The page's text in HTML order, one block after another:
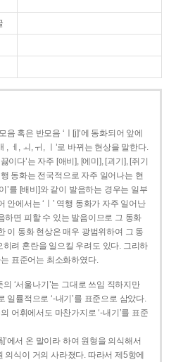
음 혹은 반모음 ‘ㅣ[j]’에 동화되어 앞에
, ㅔ, ㅚ, ㅟ, ㅣ’로 바뀌는 현상을 말한다.
이다’는 자주 [애비], [에미], [괴기], [쥐기
동화는 전국적으로 자주 일어나는 현
’를 [배비]와 같이 발음하는 경우는 일부
안에서는 ‘ㅣ’ 역행 동화가 자주 일어난
하면 피할 수 있는 발음이므로 그 동화
이 동화 현상은 매우 광범위하여 그 동
려 혼란을 일으킬 우려도 있다. 그리하
는 표준어는 최소화하였다.
‘서울나기’는 그대로 쓰임 직하지만
일률적으로 ‘-내기’를 표준으로 삼았다.
어휘에서도 마찬가지로 ‘-내기’를 표준
에서 온 말이라 하여 원형을 의식해서
의식이 거의 사라졌다. 따라서 제5항에